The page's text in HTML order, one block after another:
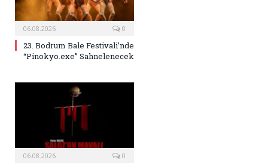
06.08.2026 0
23. Bodrum Bale Festivali’nde
“Pinokyo.exe” Sahnelenecek
06.08.2026 0